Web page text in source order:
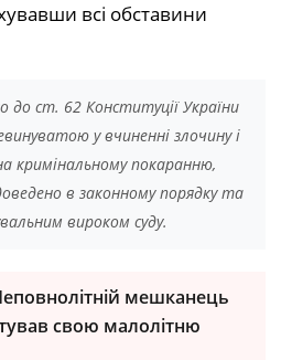
всі обставини
до ст. 62 Конституції України
у вчиненні злочину і
кримінальному покаранню,
в законному порядку та
вироком суду.
мешканець
свою малолітню